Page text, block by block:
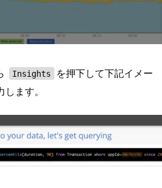
Insights
を押下して下記イメー
ます。